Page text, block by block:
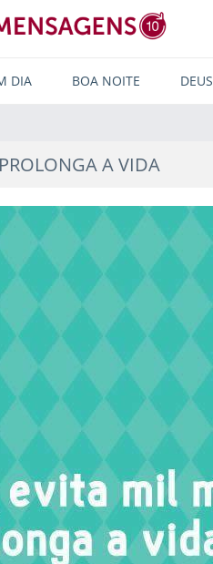
DIA BOA NOITE DEUS
PROLONGA A VIDA